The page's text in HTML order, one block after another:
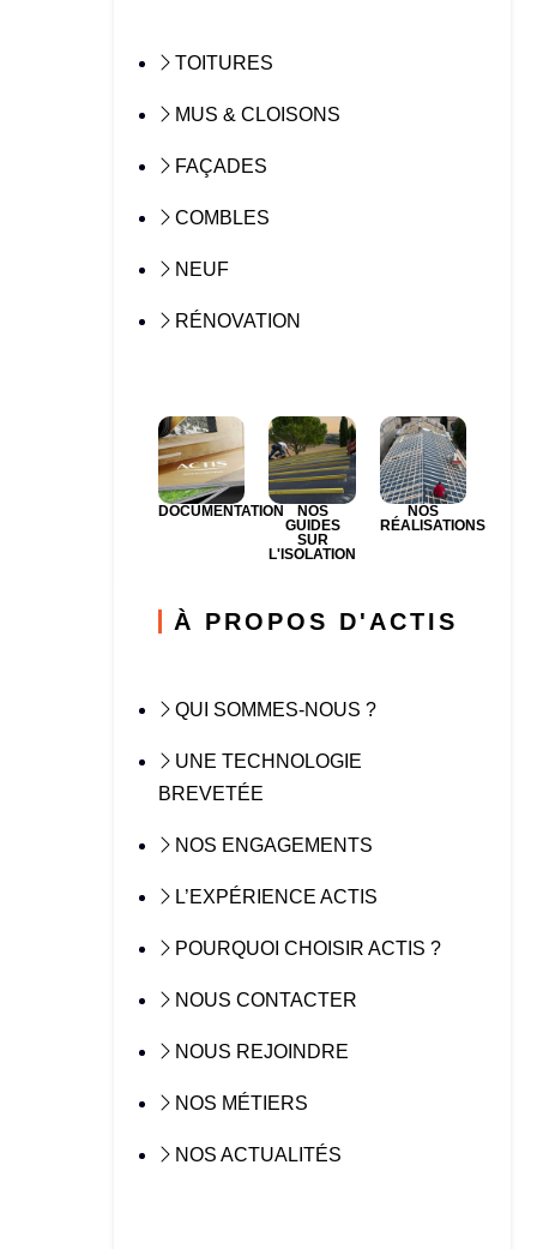
TOITURES
MUS & CLOISONS
FAÇADES
COMBLES
NEUF
RÉNOVATION
DOCUMENTATION
NOS
GUIDES
SUR
L'ISOLATION
NOS
RÉALISATIONS
À PROPOS D'ACTIS
QUI SOMMES-NOUS ?
UNE TECHNOLOGIE
BREVETÉE
NOS ENGAGEMENTS
L’EXPÉRIENCE ACTIS
POURQUOI CHOISIR ACTIS ?
NOUS CONTACTER
NOUS REJOINDRE
NOS MÉTIERS
NOS ACTUALITÉS